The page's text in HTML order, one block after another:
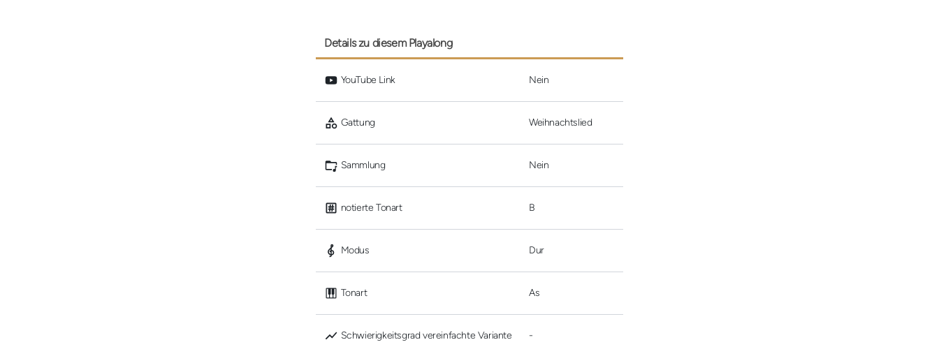
Details zu diesem Playalong
YouTube Link Nein
Gattung Weihnachtslied
Sammlung Nein
notierte Tonart B
Modus Dur
Tonart As
Schwierigkeitsgrad vereinfachte Variante -